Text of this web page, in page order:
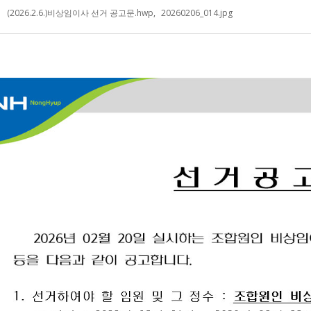
(2026.2.6.)비상임이사 선거 공고문.hwp, 20260206_014.jpg